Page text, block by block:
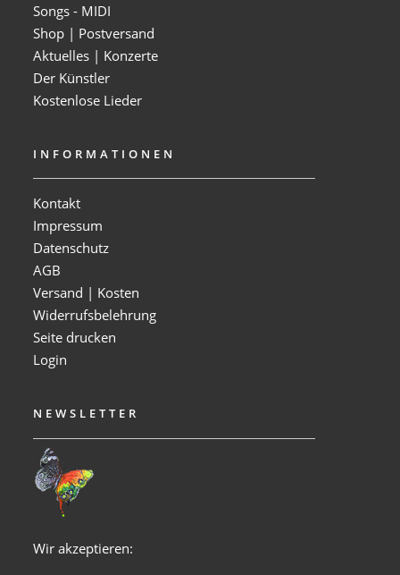
Songs - MIDI
Shop | Postversand
Aktuelles | Konzerte
Der Künstler
Kostenlose Lieder
INFORMATIONEN
Kontakt
Impressum
Datenschutz
AGB
Versand | Kosten
Widerrufsbelehrung
Seite drucken
Login
NEWSLETTER
Wir akzeptieren: